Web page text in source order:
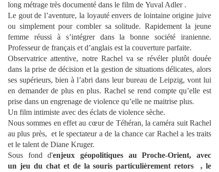
long métrage très documenté dans le film de Yuval Adler .
Le gout de l’aventure, la loyauté envers de lointaine origine juive
ou simplement pour combler sa solitude. Rapidement la jeune
femme réussi à s’intégrer dans la bonne société iranienne.
Professeur de français et d’anglais est la couverture parfaite.
Observatrice attentive, notre Rachel va se révéler plutôt douée
dans la prise de décision et la gestion de situations délicates, alors
ses supérieurs, bien à l’abri dans leur bureau de Leipzig, vont lui
en demander de plus en plus. Rachel se rend compte qu’elle est
prise dans un engrenage de violence qu’elle ne maitrise plus.
Un film intimiste avec des éclats de violence sèche.
Nous sommes en effet au cœur de Téhéran, la caméra suit Rachel
au plus près, et le spectateur a de la chance car Rachel a les traits
et le talent de Diane Kruger.
Sous fond d'enjeux géopolitiques au Proche-Orient, avec
un jeu du chat et de la souris particulièrement retors , le